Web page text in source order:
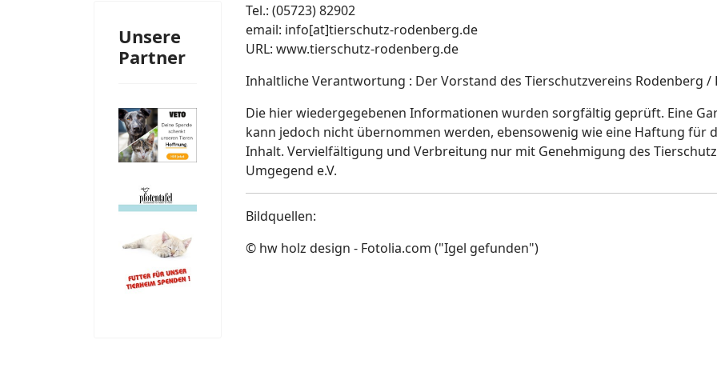
Unsere
Partner
Tel.: (05723) 82902
email: info[at]tierschutz-rodenberg.de
URL: www.tierschutz-rodenberg.de
Inhaltliche Verantwortung : Der Vorstand des Tierschutzvereins Rodenberg /
Die hier wiedergegebenen Informationen wurden sorgfältig geprüft. Eine
kann jedoch nicht übernommen werden, ebensowenig wie eine Haftung für
Inhalt. Vervielfältigung und Verbreitung nur mit Genehmigung des
Umgegend e.V.
Bildquellen:
© hw holz design - Fotolia.com ("Igel gefunden")